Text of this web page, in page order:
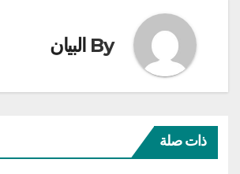
By البيان
ذات صلة